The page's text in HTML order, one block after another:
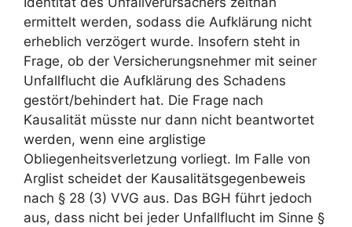
ermittelt werden, sodass die Aufklärung nicht
erheblich verzögert wurde. Insofern steht in
Frage, ob der Versicherungsnehmer mit seiner
Unfallflucht die Aufklärung des Schadens
gestört/behindert hat. Die Frage nach
Kausalität müsste nur dann nicht beantwortet
werden, wenn eine arglistige
Obliegenheitsverletzung vorliegt. Im Falle von
Arglist scheidet der Kausalitätsgegenbeweis
nach § 28 (3) VVG aus. Das BGH führt jedoch
aus, dass nicht bei jeder Unfallflucht im Sinne §